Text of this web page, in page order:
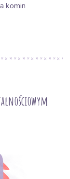
komin